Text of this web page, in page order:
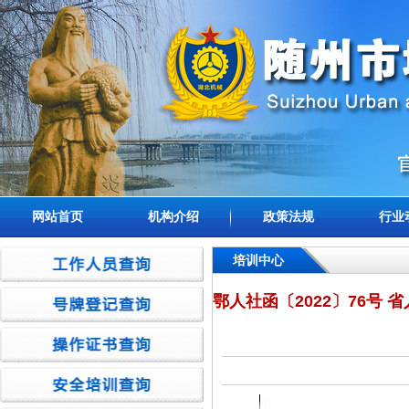
网站首页 机构介绍 政策法规 行业
培训中心
鄂人社函〔2022〕76号